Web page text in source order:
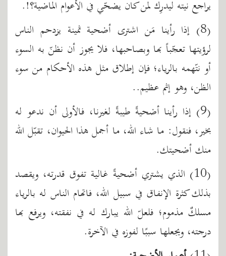
يراجع نيته ليدرِك لمن كان يضحّي في الأعوام الماضية؟!.
(8) إذا رأينا مَن اشترى أضحية ثمينة يزدحم الناس
لرؤيتها تعجّباً بها وبصاحبها، فلا يجوز أن نظنّ به السوء
أو نتّهمه بالرياء؛ فإن إطلاق مثل هذه الأحكام من سوء
الظن، وهو إثم عظيم..
(9) إذا رأينا أضحيةً طيبةً لغيرنا، فالأولى أن ندعو له
بخير، فنقول: ما شاء الله، ما أجمل هذا الحيوان، تقبّل الله
منك أضحيتك.
(10) الذي يشتري أضحيةً غالية تفوق قدرته، ويقصد
بذلك كثرة الإنفاق في سبيل الله، فاتهام الناس له بالرياء
مسلكٌ مذموم؛ فلعلّ الله يبارك له في نفقته، ويرفع بها
درجته، ويجعلها سببًا لفوزه في الآخرة.